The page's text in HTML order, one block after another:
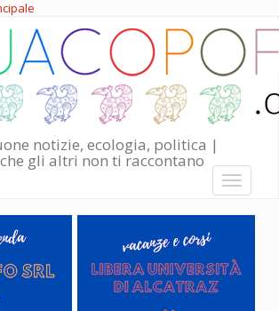
notizie, ecologia, politica |
gli altri non ti raccontano
Toggle